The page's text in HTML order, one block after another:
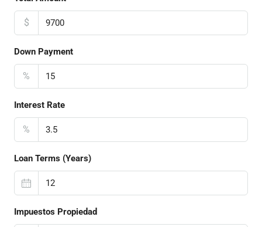
$
Down Payment
%
Interest Rate
%
Loan Terms (Years)
Impuestos Propiedad